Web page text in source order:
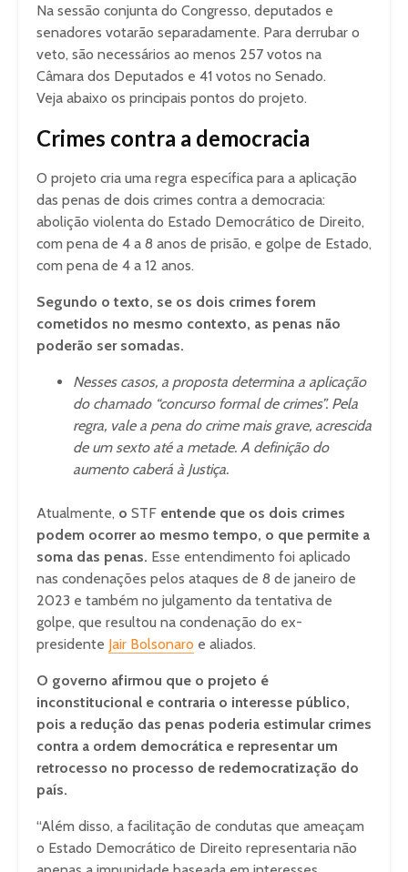
Na sessão conjunta do Congresso, deputados e
senadores votarão separadamente. Para derrubar o
veto, são necessários ao menos 257 votos na
Câmara dos Deputados e 41 votos no Senado.
Veja abaixo os principais pontos do projeto.
Crimes contra a democracia
O projeto cria uma regra específica para a aplicação
das penas de dois crimes contra a democracia:
abolição violenta do Estado Democrático de Direito,
com pena de 4 a 8 anos de prisão, e golpe de Estado,
com pena de 4 a 12 anos.
Segundo o texto, se os dois crimes forem
cometidos no mesmo contexto, as penas não
poderão ser somadas.
Nesses casos, a proposta determina a aplicação
do chamado “concurso formal de crimes”. Pela
regra, vale a pena do crime mais grave, acrescida
de um sexto até a metade. A definição do
aumento caberá à Justiça.
Atualmente, o STF entende que os dois crimes
podem ocorrer ao mesmo tempo, o que permite a
soma das penas. Esse entendimento foi aplicado
nas condenações pelos ataques de 8 de janeiro de
2023 e também no julgamento da tentativa de
golpe, que resultou na condenação do ex-
presidente Jair Bolsonaro e aliados.
O governo afirmou que o projeto é
inconstitucional e contraria o interesse público,
pois a redução das penas poderia estimular crimes
contra a ordem democrática e representar um
retrocesso no processo de redemocratização do
país.
“Além disso, a facilitação de condutas que ameaçam
o Estado Democrático de Direito representaria não